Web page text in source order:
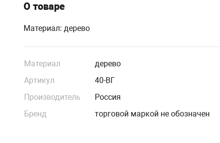
О товаре
Материал: дерево
Материал
дерево
Артикул
40-ВГ
Производитель
Россия
Бренд
торговой маркой не обозначен